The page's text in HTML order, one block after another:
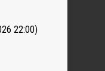
22:00)